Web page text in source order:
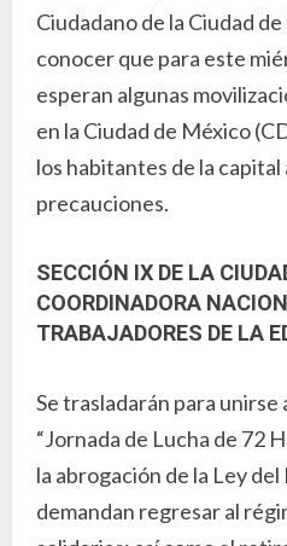
Ciudadano de la Ciudad
conocer que para este
esperan algunas
en la Ciudad de México
los habitantes de la capital
precauciones.
SECCIÓN IX DE LA
COORDINADORA
TRABAJADORES DE LA
Se trasladarán para unirse
“Jornada de Lucha de 72
la abrogación de la Ley del
demandan regresar al